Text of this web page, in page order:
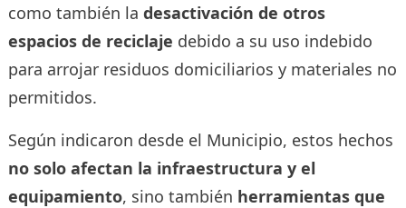
como también la desactivación de otros
espacios de reciclaje debido a su uso indebido
para arrojar residuos domiciliarios y materiales no
permitidos.
Según indicaron desde el Municipio, estos hechos
no solo afectan la infraestructura y el
equipamiento, sino también herramientas que